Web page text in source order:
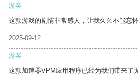
游客
这款游戏的剧情非常感人，让我久久不能忘怀
2025-09-12
游客
这款加速器VPM应用程序已经为我们带来了